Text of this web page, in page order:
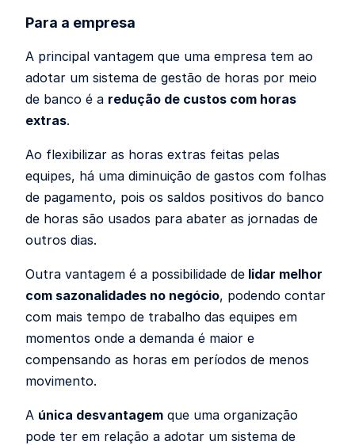
Para a empresa
A principal vantagem que uma empresa tem ao
adotar um sistema de gestão de horas por meio
de banco é a redução de custos com horas
extras.
Ao flexibilizar as horas extras feitas pelas
equipes, há uma diminuição de gastos com folhas
de pagamento, pois os saldos positivos do banco
de horas são usados para abater as jornadas de
outros dias.
Outra vantagem é a possibilidade de lidar melhor
com sazonalidades no negócio, podendo contar
com mais tempo de trabalho das equipes em
momentos onde a demanda é maior e
compensando as horas em períodos de menos
movimento.
A única desvantagem que uma organização
pode ter em relação a adotar um sistema de